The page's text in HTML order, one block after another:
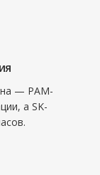
— PAM-
а SK-